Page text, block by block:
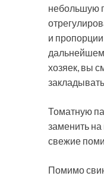
небольшую
и
хозяек, вы
Томатную
заменить
свежие
Помимо